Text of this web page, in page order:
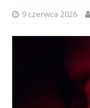
9 czerwca 2026